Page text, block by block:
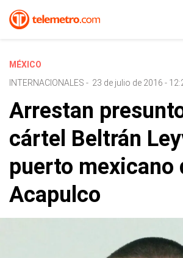
MÉXICO
INTERNACIONALES - 23 de julio de 2016 -
Arrestan
cártel Beltrán
puerto mexicano
Acapulco